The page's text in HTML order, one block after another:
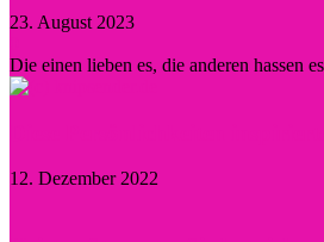
23. August 2023
Die einen lieben es, die anderen hassen
12. Dezember 2022